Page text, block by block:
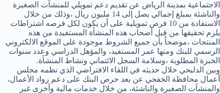
الاجتماعية بمدينة الرياض عن تقديم دعم تمويلي للمنشآت الصغيرة
والناشئة بمبلغ إجمالي يصل إلى 14 مليون ريال ،وذلك من خلال
الاستفادة من 10 فرص تمويلية على أن يكون لكل فرصه اشتراطات
يلزم تحقيقها من قبل أصحاب هذه المنشأة المستفيدة من هذه
المنتجات ،موضحاً بأن جميع الشروط موجودة على الموقع الالكتروني
الرسمي للبنك ومنها عمر المستفيد، والمؤهل الدراسي وعدد سنوات
الخبرة المطلوبة ،وسلامة السجل الائتماني ونشاط المنشأة.
وبين الدلبحي خلال حديثه في اللقاء الافتراضي الذي نظمه مجلس
أعمال محافظة الخفجي عن بعد حرص البنك على دعم رواد الأعمال،
والمنشآت الصغيرة والناشئة، من خلال خدمات مالية وأخرى غير